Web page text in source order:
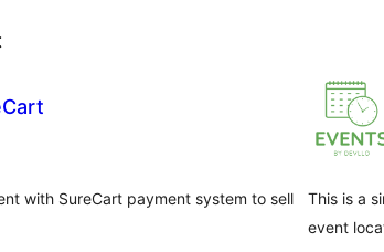
with SureCart payment system to sell
This is a
event